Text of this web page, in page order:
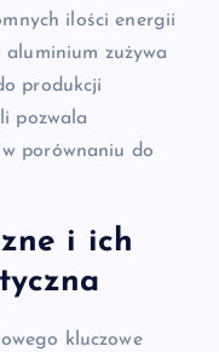
ilości energii
zużywa
produkcji
pozwala
w porównaniu do
i ich
kluczowe